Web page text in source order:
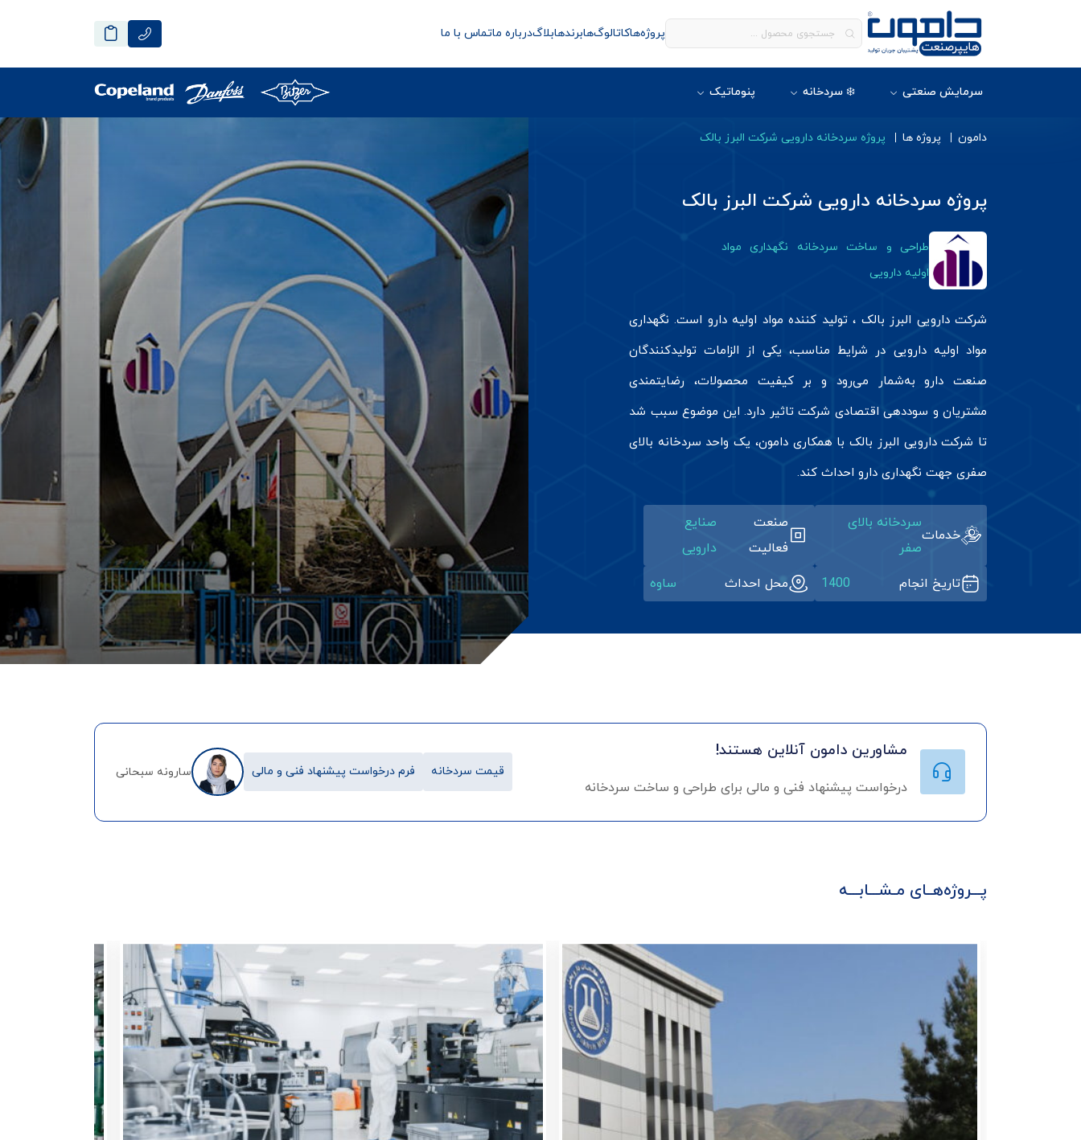
پروژه‌هاکاتالوگ‌هابرندهابلاگدرباره ماتماس با ما
سرمایش صنعتی ❄️ سردخانه پنوماتیک
دامون پروژه ها پروژه سردخانه دارویی شرکت البرز بالک
پروژه سردخانه دارویی شرکت البرز بالک
طراحی و ساخت سردخانه نگهداری مواد
اولیه دارویی
شرکت دارویی البرز بالک ، تولید کننده مواد اولیه دارو است. نگهداری
مواد اولیه دارویی در شرایط مناسب، یکی از الزامات تولیدکنندگان
صنعت دارو به‌شمار می‌رود و بر کیفیت محصولات، رضایتمندی
مشتریان و سوددهی اقتصادی شرکت تاثیر دارد. این موضوع سبب شد
تا شرکت دارویی البرز بالک با همکاری دامون، یک واحد سردخانه بالای
صفری جهت نگهداری دارو احداث کند.
خدمات
سردخانه بالای
صفر
صنعت
فعالیت
صنایع
دارویی
تاریخ انجام
1400 محل احداث ساوه
مشاورین دامون آنلاین هستند!
درخواست پیشنهاد فنی و مالی برای طراحی و ساخت سردخانه
قیمت سردخانه فرم درخواست پیشنهاد فنی و مالی سارونه سبحانی
پـــروژه‌هــای مـشـــابـــه